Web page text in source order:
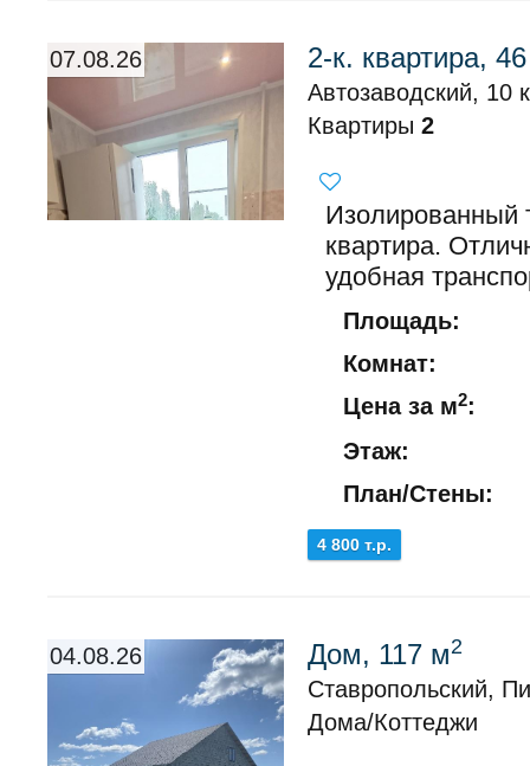
07.08.26 2-к. квартира,
Автозаводский, 10
Квартиры 2
Изолированный
квартира.
удобная
Площадь:
Комнат:
Цена за м2:
Этаж:
План/Стены:
4 800 т.р.
04.08.26 Дом, 117 м2
Ставропольский,
Дома/Коттеджи